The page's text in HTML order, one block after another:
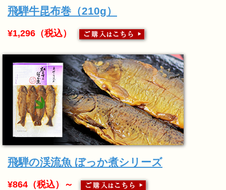
飛騨牛昆布巻（210g）
¥1,296（税込）
飛騨の渓流魚 ぼっか煮シリーズ
¥864（税込）～